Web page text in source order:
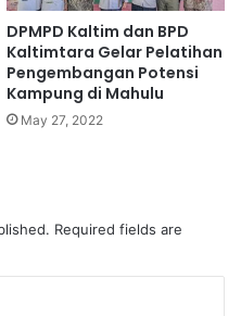
DPMPD Kaltim dan BPD
Kaltimtara Gelar Pelatihan
Pengembangan Potensi
Kampung di Mahulu
May 27, 2022
Required fields are